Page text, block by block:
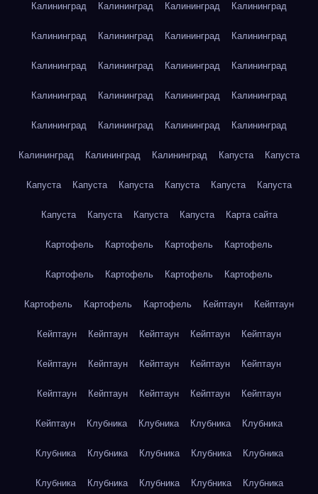
Калининград Калининград Калининград Калининград
Калининград Калининград Калининград Калининград
Калининград Калининград Калининград Калининград
Калининград Калининград Калининград Калининград
Калининград Калининград Калининград Калининград
Калининград Калининград Калининград Капуста Капуста
Капуста Капуста Капуста Капуста Капуста Капуста
Капуста Капуста Капуста Капуста Карта сайта
Картофель Картофель Картофель Картофель
Картофель Картофель Картофель Картофель
Картофель Картофель Картофель Кейптаун Кейптаун
Кейптаун Кейптаун Кейптаун Кейптаун Кейптаун
Кейптаун Кейптаун Кейптаун Кейптаун Кейптаун
Кейптаун Кейптаун Кейптаун Кейптаун Кейптаун
Кейптаун Клубника Клубника Клубника Клубника
Клубника Клубника Клубника Клубника Клубника
Клубника Клубника Клубника Клубника Клубника